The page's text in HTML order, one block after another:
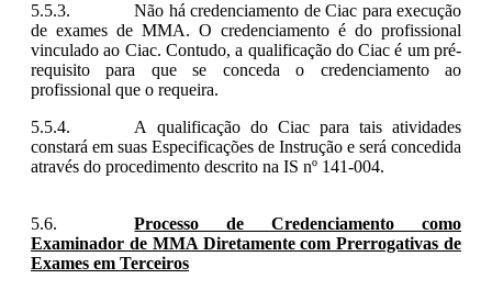
Não há credenciamento de Ciac para execução
de exames de MMA. O credenciamento é do profissional
vinculado ao Ciac. Contudo, a qualificação do Ciac é um pré-
requisito para que se conceda o credenciamento ao
profissional que o requeira.
A qualificação do Ciac para tais atividades
constará em suas Especificações de Instrução e será concedida
através do procedimento descrito na IS nº 141-004.
Processo de Credenciamento como
Examinador de MMA Diretamente com Prerrogativas de
Exames em Terceiros